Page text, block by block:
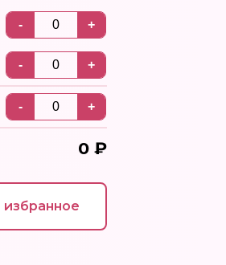
0₽
избранное